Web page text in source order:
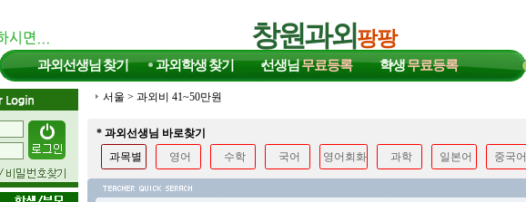
창원과외 팡팡
과외선생님찾기 과외학생찾기 선생님무료등록 학생무료등록
서울 > 과외비 41~50만원
* 과외선생님 바로찾기
과목별
영어 수학 국어 영어회화 과학 일본어 중국어